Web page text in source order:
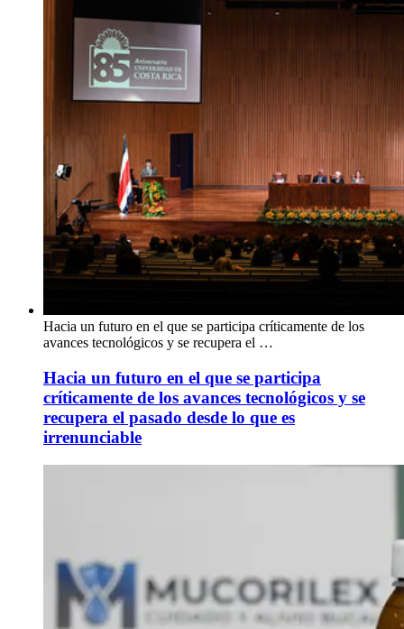
Hacia un futuro en el que se participa críticamente de los
avances tecnológicos y se recupera el …
Hacia un futuro en el que se participa
críticamente de los avances tecnológicos y se
recupera el pasado desde lo que es
irrenunciable